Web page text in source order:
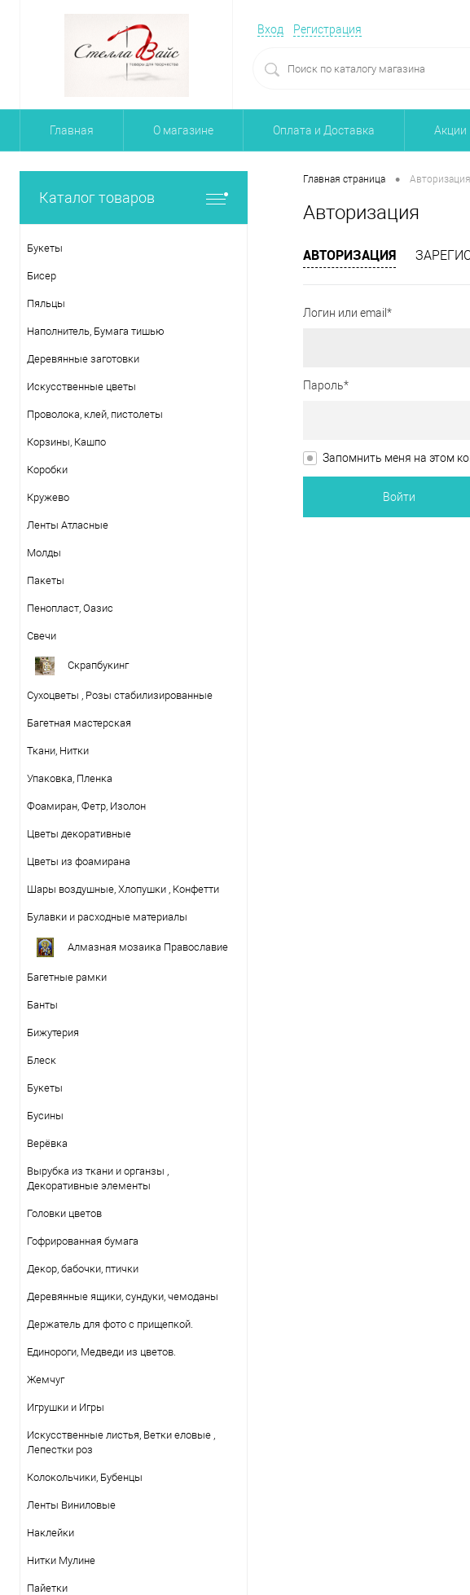
Вход Регистрация
Главная О магазине Оплата и Доставка Акции
Каталог товаров
Букеты
Бисер
Пяльцы
Наполнитель, Бумага тишью
Деревянные заготовки
Искусственные цветы
Проволока, клей, пистолеты
Корзины, Кашпо
Коробки
Кружево
Ленты Атласные
Молды
Пакеты
Пенопласт, Оазис
Свечи
Скрапбукинг
Сухоцветы , Розы стабилизированные
Багетная мастерская
Ткани, Нитки
Упаковка, Пленка
Фоамиран, Фетр, Изолон
Цветы декоративные
Цветы из фоамирана
Шары воздушные, Хлопушки , Конфетти
Булавки и расходные материалы
Алмазная мозаика Православие
Багетные рамки
Банты
Бижутерия
Блеск
Букеты
Бусины
Верёвка
Вырубка из ткани и органзы ,
Декоративные элементы
Головки цветов
Гофрированная бумага
Декор, бабочки, птички
Деревянные ящики, сундуки, чемоданы
Держатель для фото с прищепкой.
Единороги, Медведи из цветов.
Жемчуг
Игрушки и Игры
Искусственные листья, Ветки еловые ,
Лепестки роз
Колокольчики, Бубенцы
Ленты Виниловые
Наклейки
Нитки Mулине
Пайетки
Главная страница • Авторизация
Авторизация
АВТОРИЗАЦИЯ
Логин или email*
Пароль*
Запомнить меня на этом